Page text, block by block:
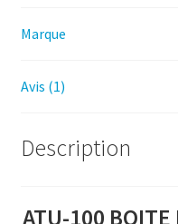
Marque
Avis (1)
Description
ATU-100 BOITE